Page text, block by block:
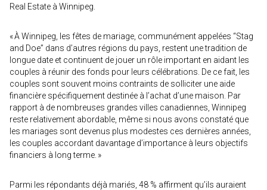
Real Estate à Winnipeg.
« À Winnipeg, les fêtes de mariage, communément appelées “Stag
and Doe” dans d’autres régions du pays, restent une tradition de
longue date et continuent de jouer un rôle important en aidant les
couples à réunir des fonds pour leurs célébrations. De ce fait, les
couples sont souvent moins contraints de solliciter une aide
financière spécifiquement destinée à l’achat d’une maison. Par
rapport à de nombreuses grandes villes canadiennes, Winnipeg
reste relativement abordable, même si nous avons constaté que
les mariages sont devenus plus modestes ces dernières années,
les couples accordant davantage d’importance à leurs objectifs
financiers à long terme. »
Parmi les répondants déjà mariés, 48 % affirment qu’ils auraient